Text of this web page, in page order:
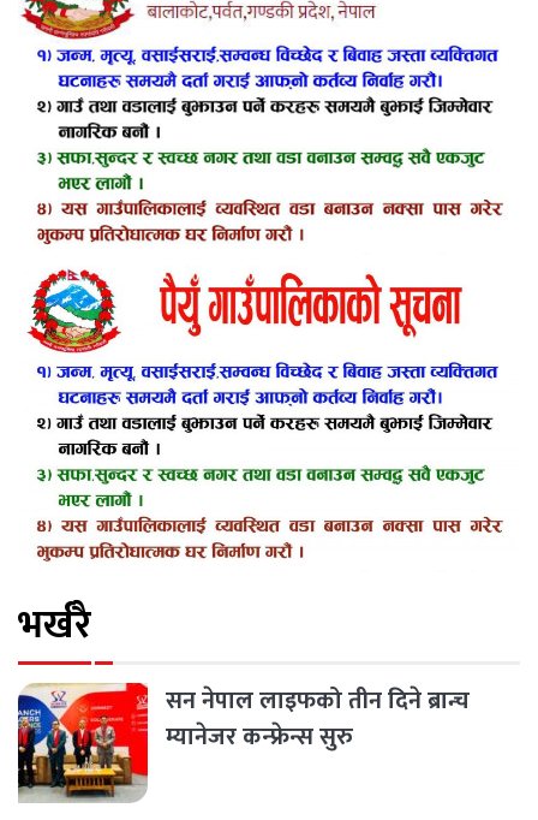
भर्खरै
सन नेपाल लाइफको तीन दिने ब्रान्च
म्यानेजर कन्फ्रेन्स सुरु